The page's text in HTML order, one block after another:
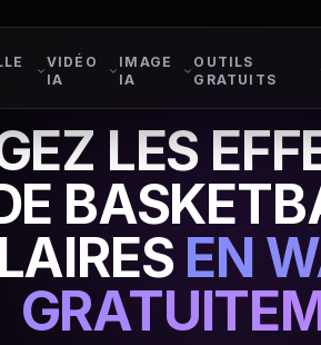
VIDÉO
IA
IMAGE
IA
OUTILS
GRATUITS
LES
EN